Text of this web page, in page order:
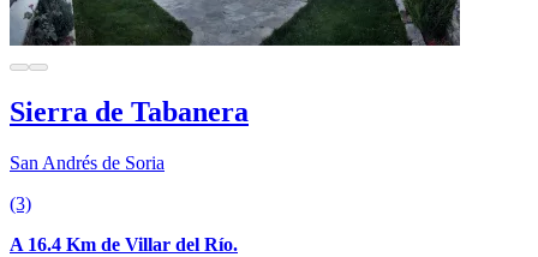
Sierra de Tabanera
San Andrés de Soria
(3)
A 16.4 Km de Villar del Río.